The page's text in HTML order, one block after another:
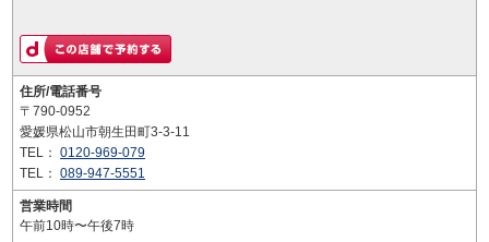
住所/電話番号
〒790-0952
愛媛県松山市朝生田町3-3-11
TEL： 0120-969-079
TEL： 089-947-5551
営業時間
午前10時〜午後7時